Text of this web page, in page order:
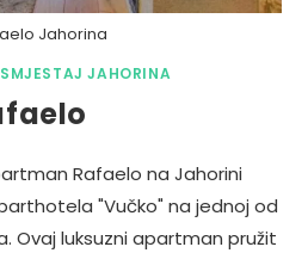
Jahorina
SMJESTAJ JAHORINA
Rafaelo na Jahorini
"Vučko" na jednoj od
Ovaj luksuzni apartman pružit